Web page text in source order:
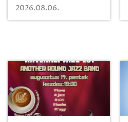
2026.08.06.